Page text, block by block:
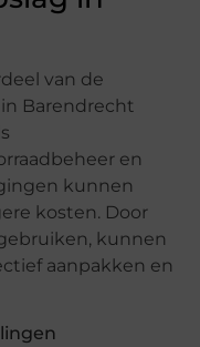
van de
Barendrecht
en
kunnen
kosten. Door
kunnen
aanpakken en